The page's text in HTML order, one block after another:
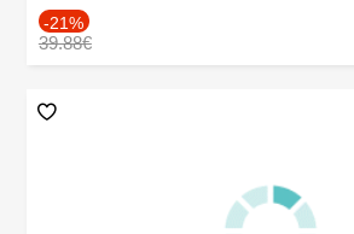
-21%
39.88€